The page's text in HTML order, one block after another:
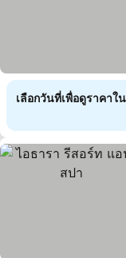
เลือกวันที่เพื่อดูราคาใ